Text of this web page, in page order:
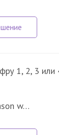
1, 2, 3
w…